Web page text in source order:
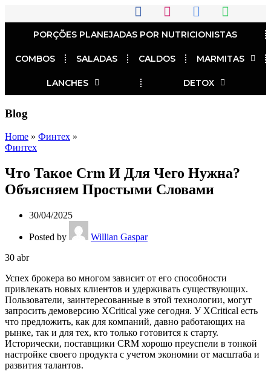
PORÇÕES PLANEJADAS POR NUTRICIONISTAS​
COMBOS SALADAS CALDOS MARMITAS
LANCHES DETOX
Blog
Home » Финтех »
Финтех
Что Такое Crm И Для Чего Нужна?
Объясняем Простыми Словами
30/04/2025
Posted by
Willian Gaspar
30 abr
Успех брокера во многом зависит от его способности
привлекать новых клиентов и удерживать существующих.
Пользователи, заинтересованные в этой технологии, могут
запросить демоверсию XCritical уже сегодня. У XCritical есть
что предложить, как для компаний, давно работающих на
рынке, так и для тех, кто только готовится к старту.
Исторически, поставщики CRM хорошо преуспели в тонкой
настройке своего продукта с учетом экономии от масштаба и
развития талантов.